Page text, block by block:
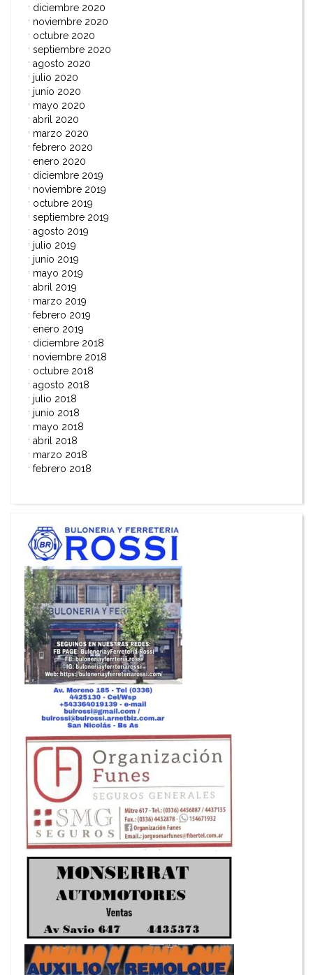
diciembre 2020
noviembre 2020
octubre 2020
septiembre 2020
agosto 2020
julio 2020
junio 2020
mayo 2020
abril 2020
marzo 2020
febrero 2020
enero 2020
diciembre 2019
noviembre 2019
octubre 2019
septiembre 2019
agosto 2019
julio 2019
junio 2019
mayo 2019
abril 2019
marzo 2019
febrero 2019
enero 2019
diciembre 2018
noviembre 2018
octubre 2018
agosto 2018
julio 2018
junio 2018
mayo 2018
abril 2018
marzo 2018
febrero 2018